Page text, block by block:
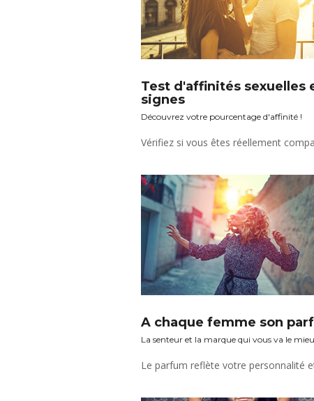
Test d'affinités sexuelles
signes
Découvrez votre pourcentage d'affinité !
Vérifiez si vous êtes réellement
A chaque femme son
La senteur et la marque qui vous va le